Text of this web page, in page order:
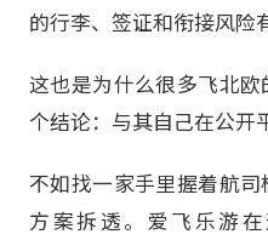
的行李、签证和衔接风险
这也是为什么很多飞北
个结论：与其自己在公开
不如找一家手里握着航
方案拆透。爱飞乐游